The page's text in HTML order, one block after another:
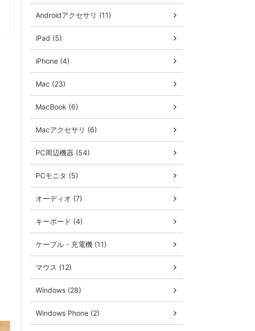
Androidアクセサリ (11)
iPad (5)
iPhone (4)
Mac (23)
MacBook (6)
Macアクセサリ (6)
PC周辺機器 (54)
PCモニタ (5)
オーディオ (7)
キーボード (4)
ケーブル・充電機 (11)
マウス (12)
Windows (28)
Windows Phone (2)